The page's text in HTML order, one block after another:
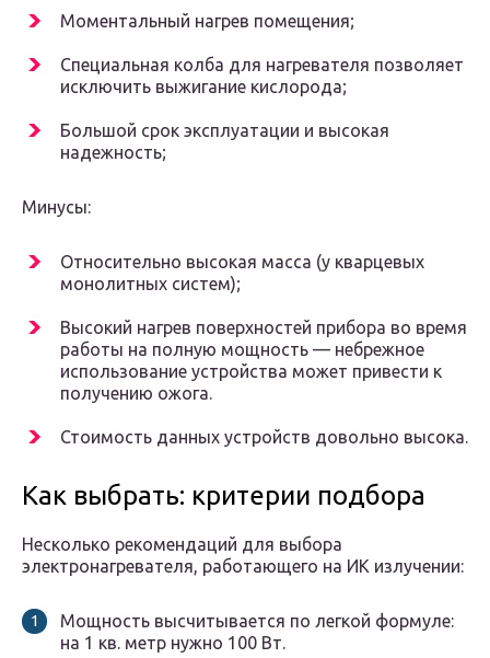
Моментальный нагрев помещения;
Специальная колба для нагревателя позволяет
исключить выжигание кислорода;
Большой срок эксплуатации и высокая
надежность;
Минусы:
Относительно высокая масса (у кварцевых
монолитных систем);
Высокий нагрев поверхностей прибора во время
работы на полную мощность — небрежное
использование устройства может привести к
получению ожога.
Стоимость данных устройств довольно высока.
Как выбрать: критерии подбора
Несколько рекомендаций для выбора
электронагревателя, работающего на ИК излучении:
Мощность высчитывается по легкой формуле:
на 1 кв. метр нужно 100 Вт.